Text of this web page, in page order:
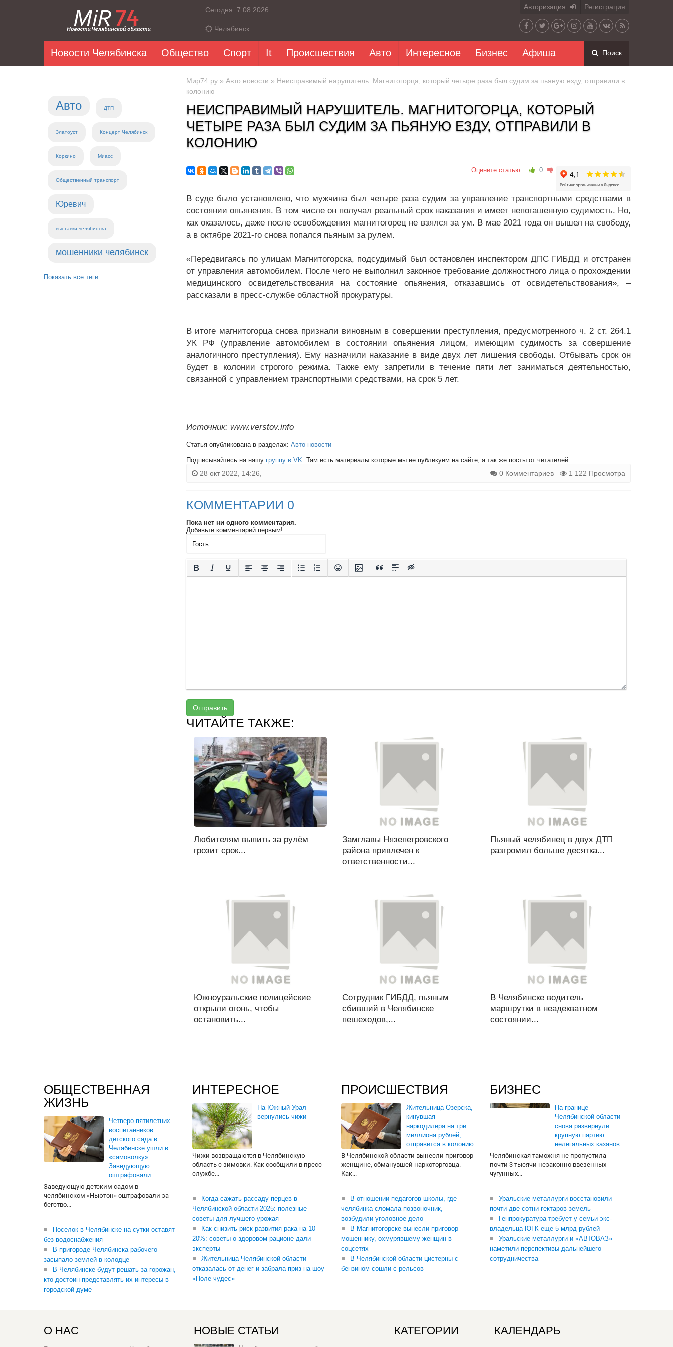
Сегодня: 7.08.2026
Челябинск
Авторизация Регистрация
Новости Челябинска Общество Спорт It Происшествия Авто Интересное Бизнес Афиша Поиск
Авто ДТП
Златоуст Концерт Челябинск
Коркино Миасс
Общественный транспорт
Юревич
выставки челябинска
мошенники челябинск
Показать все теги
Мир74.ру » Авто новости » Неисправимый нарушитель. Магнитогорца, который четыре раза был судим за пьяную езду, отправили в
колонию
НЕИСПРАВИМЫЙ НАРУШИТЕЛЬ. МАГНИТОГОРЦА, КОТОРЫЙ
ЧЕТЫРЕ РАЗА БЫЛ СУДИМ ЗА ПЬЯНУЮ ЕЗДУ, ОТПРАВИЛИ В
КОЛОНИЮ
Оцените статью: 0
В суде было установлено, что мужчина был четыре раза судим за управление транспортными средствами в
состоянии опьянения. В том числе он получал реальный срок наказания и имеет непогашенную судимость. Но,
как оказалось, даже после освобождения магнитогорец не взялся за ум. В мае 2021 года он вышел на свободу,
а в октябре 2021-го снова попался пьяным за рулем.
«Передвигаясь по улицам Магнитогорска, подсудимый был остановлен инспектором ДПС ГИБДД и отстранен
от управления автомобилем. После чего не выполнил законное требование должностного лица о прохождении
медицинского освидетельствования на состояние опьянения, отказавшись от освидетельствования», –
рассказали в пресс-службе областной прокуратуры.
В итоге магнитогорца снова признали виновным в совершении преступления, предусмотренного ч. 2 ст. 264.1
УК РФ (управление автомобилем в состоянии опьянения лицом, имеющим судимость за совершение
аналогичного преступления). Ему назначили наказание в виде двух лет лишения свободы. Отбывать срок он
будет в колонии строгого режима. Также ему запретили в течение пяти лет заниматься деятельностью,
связанной с управлением транспортными средствами, на срок 5 лет.
Источник: www.verstov.info
Статья опубликована в разделах: Авто новости
Подписывайтесь на нашу группу в VK. Там есть материалы которые мы не публикуем на сайте, а так же посты от читателей.
28 окт 2022, 14:26, 0 Комментариев 1 122 Просмотра
КОММЕНТАРИИ 0
Пока нет ни одного комментария.
Добавьте комментарий первым!
Отправить
ЧИТАЙТЕ ТАКЖЕ:
Любителям выпить за рулём
грозит срок...
Замглавы Нязепетровского
района привлечен к
ответственности...
Пьяный челябинец в двух ДТП
разгромил больше десятка...
Южноуральские полицейские
открыли огонь, чтобы
остановить...
Сотрудник ГИБДД, пьяным
сбивший в Челябинске
пешеходов,...
В Челябинске водитель
маршрутки в неадекватном
состоянии...
ОБЩЕСТВЕННАЯ
ЖИЗНЬ
Четверо пятилетних
воспитанников
детского сада в
Челябинске ушли в
«самоволку».
Заведующую
оштрафовали
Заведующую детским садом в
челябинском «Ньютон» оштрафовали за
бегство...
Поселок в Челябинске на сутки оставят
без водоснабжения
В пригороде Челябинска рабочего
засыпало землей в колодце
В Челябинске будут решать за горожан,
кто достоин представлять их интересы в
городской думе
ИНТЕРЕСНОЕ
На Южный Урал
вернулись чижи
Чижи возвращаются в Челябинскую
область с зимовки. Как сообщили в пресс-
службе...
Когда сажать рассаду перцев в
Челябинской области-2025: полезные
советы для лучшего урожая
Как снизить риск развития рака на 10–
20%: советы о здоровом рационе дали
эксперты
Жительница Челябинской области
отказалась от денег и забрала приз на шоу
«Поле чудес»
ПРОИСШЕСТВИЯ
Жительница Озерска,
кинувшая
наркодилера на три
миллиона рублей,
отправится в колонию
В Челябинской области вынесли приговор
женщине, обманувшей наркоторговца.
Как...
В отношении педагогов школы, где
челябинка сломала позвоночник,
возбудили уголовное дело
В Магнитогорске вынесли приговор
мошеннику, охмурявшему женщин в
соцсетях
В Челябинской области цистерны с
бензином сошли с рельсов
БИЗНЕС
На границе
Челябинской области
снова развернули
крупную партию
нелегальных казанов
Челябинская таможня не пропустила
почти 3 тысячи незаконно ввезенных
чугунных...
Уральские металлурги восстановили
почти две сотни гектаров земель
Генпрокуратура требует у семьи экс-
владельца ЮГК еще 5 млрд рублей
Уральские металлурги и «АВТОВАЗ»
наметили перспективы дальнейшего
сотрудничества
О НАС НОВЫЕ СТАТЬИ КАТЕГОРИИ КАЛЕНДАРЬ